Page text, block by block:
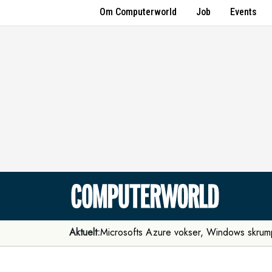
Om Computerworld Job Events
Aktuelt:Microsofts Azure vokser, Windows